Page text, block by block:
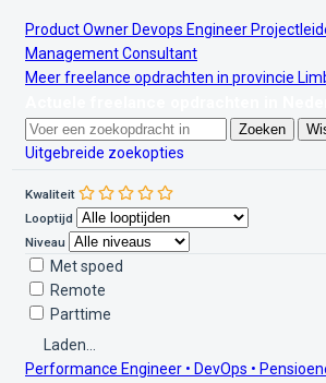
Product Owner Devops Engineer
Management Consultant
Meer freelance opdrachten in provincie
Zoeken
Uitgebreide zoekopties
Kwaliteit
Looptijd
Niveau
Met spoed
Remote
Parttime
Laden...
Performance Engineer • DevOps •